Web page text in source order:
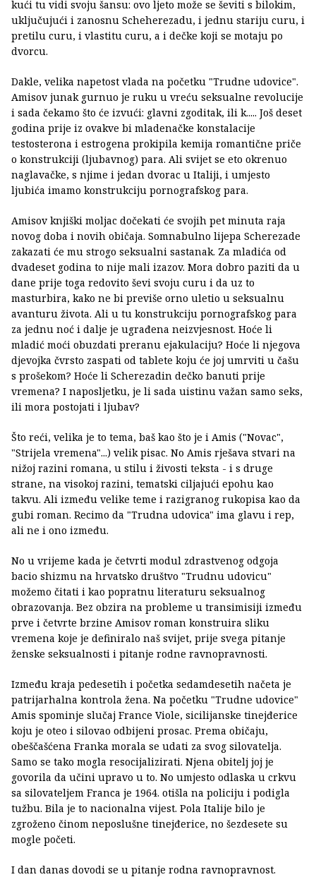
kući tu vidi svoju šansu: ovo ljeto može se ševiti s bilokim,
uključujući i zanosnu Scheherezadu, i jednu stariju curu, i
pretilu curu, i vlastitu curu, a i dečke koji se motaju po
dvorcu.
Dakle, velika napetost vlada na početku "Trudne udovice".
Amisov junak gurnuo je ruku u vreću seksualne revolucije
i sada čekamo što će izvući: glavni zgoditak, ili k..... Još deset
godina prije iz ovakve bi mladenačke konstalacije
testosterona i estrogena prokipila kemija romantične priče
o konstrukciji (ljubavnog) para. Ali svijet se eto okrenuo
naglavačke, s njime i jedan dvorac u Italiji, i umjesto
ljubića imamo konstrukciju pornografskog para.
Amisov knjiški moljac dočekati će svojih pet minuta raja
novog doba i novih običaja. Somnabulno lijepa Scherezade
zakazati će mu strogo seksualni sastanak. Za mladića od
dvadeset godina to nije mali izazov. Mora dobro paziti da u
dane prije toga redovito ševi svoju curu i da uz to
masturbira, kako ne bi previše orno uletio u seksualnu
avanturu života. Ali u tu konstrukciju pornografskog para
za jednu noć i dalje je ugrađena neizvjesnost. Hoće li
mladić moći obuzdati preranu ejakulaciju? Hoće li njegova
djevojka čvrsto zaspati od tablete koju će joj umrviti u čašu
s prošekom? Hoće li Scherezadin dečko banuti prije
vremena? I naposljetku, je li sada uistinu važan samo seks,
ili mora postojati i ljubav?
Što reći, velika je to tema, baš kao što je i Amis ("Novac",
"Strijela vremena"...) velik pisac. No Amis rješava stvari na
nižoj razini romana, u stilu i živosti teksta - i s druge
strane, na visokoj razini, tematski ciljajući epohu kao
takvu. Ali između velike teme i razigranog rukopisa kao da
gubi roman. Recimo da "Trudna udovica" ima glavu i rep,
ali ne i ono između.
No u vrijeme kada je četvrti modul zdrastvenog odgoja
bacio shizmu na hrvatsko društvo "Trudnu udovicu"
možemo čitati i kao popratnu literaturu seksualnog
obrazovanja. Bez obzira na probleme u transimisiji između
prve i četvrte brzine Amisov roman konstruira sliku
vremena koje je definiralo naš svijet, prije svega pitanje
ženske seksualnosti i pitanje rodne ravnopravnosti.
Između kraja pedesetih i početka sedamdesetih načeta je
patrijarhalna kontrola žena. Na početku "Trudne udovice"
Amis spominje slučaj France Viole, sicilijanske tinejđerice
koju je oteo i silovao odbijeni prosac. Prema običaju,
obeščašćena Franka morala se udati za svog silovatelja.
Samo se tako mogla resocijalizirati. Njena obitelj joj je
govorila da učini upravo u to. No umjesto odlaska u crkvu
sa silovateljem Franca je 1964. otišla na policiju i podigla
tužbu. Bila je to nacionalna vijest. Pola Italije bilo je
zgroženo činom neposlušne tinejđerice, no šezdesete su
mogle početi.
I dan danas dovodi se u pitanje rodna ravnopravnost.